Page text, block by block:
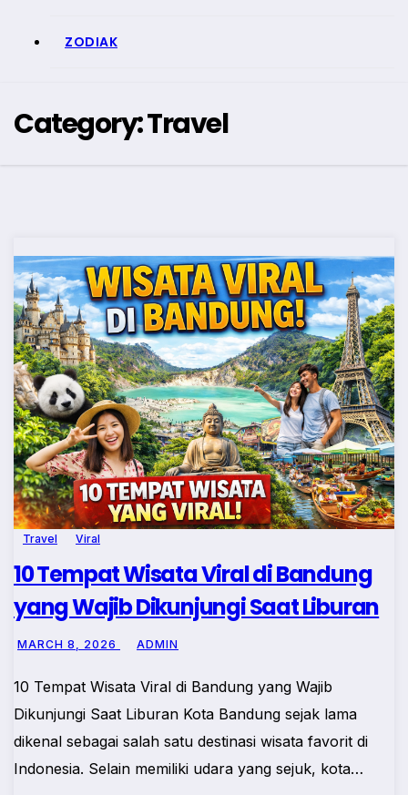
ZODIAK
Category:Travel
Travel Viral
10 Tempat Wisata Viral di Bandung
yang Wajib Dikunjungi Saat Liburan
MARCH 8, 2026 ADMIN
10 Tempat Wisata Viral di Bandung yang Wajib
Dikunjungi Saat Liburan Kota Bandung sejak lama
dikenal sebagai salah satu destinasi wisata favorit di
Indonesia. Selain memiliki udara yang sejuk, kota…